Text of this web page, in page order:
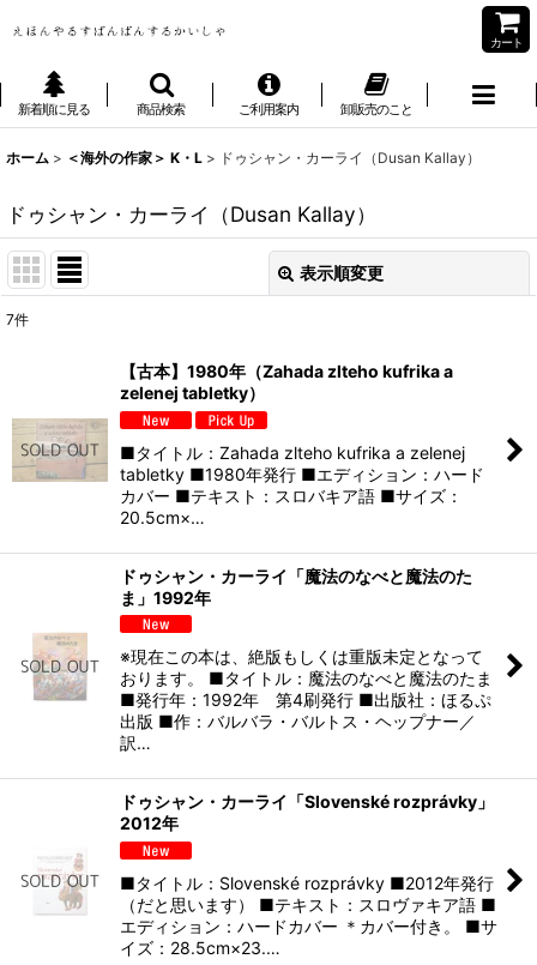
カート
新着順に見る 商品検索 ご利用案内 卸販売のこと
ホーム > ＜海外の作家＞ K・L > ドゥシャン・カーライ（Dusan Kallay）
ドゥシャン・カーライ（Dusan Kallay）
表示順変更
絞り込む
7件
【古本】1980年（Zahada zlteho kufrika a
zelenej tabletky）
■タイトル：Zahada zlteho kufrika a zelenej
tabletky ■1980年発行 ■エディション：ハード
カバー ■テキスト：スロバキア語 ■サイズ：
20.5cm×…
ドゥシャン・カーライ「魔法のなべと魔法のた
ま」1992年
※現在この本は、絶版もしくは重版未定となって
おります。 ■タイトル：魔法のなべと魔法のたま
■発行年：1992年 第4刷発行 ■出版社：ほるぷ
出版 ■作：バルバラ・バルトス・ヘップナー／
訳…
ドゥシャン・カーライ「Slovenské rozprávky」
2012年
■タイトル：Slovenské rozprávky ■2012年発行
（だと思います） ■テキスト：スロヴァキア語 ■
エディション：ハードカバー ＊カバー付き。 ■サ
イズ：28.5cm×23.…